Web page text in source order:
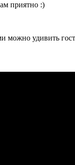
приятно :)
удивить